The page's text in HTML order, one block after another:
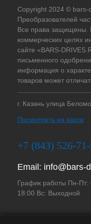
Copyright 2024 © bars-
Преобразователей
Все права защищены.
коммерческих целях
сайте «BARS-
письменного
информация о
товаров может
г. Казань улица
Посмотреть на карте
+7 (843) 526-
Email: info@bars-
График работы Пн-Пт:
18:00 Вс: Выходной